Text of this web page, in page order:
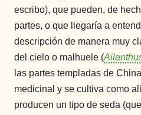
escribo), que pueden, de
partes, o que llegaría a
descripción de manera muy
del cielo o malhuele (
las partes templadas de
medicinal y se cultiva como
producen un tipo de seda